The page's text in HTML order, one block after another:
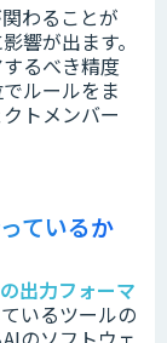
わることが
響が出ます。
るべき精度
ルールをま
トメンバー
ているか
出力フォーマ
いるツールの